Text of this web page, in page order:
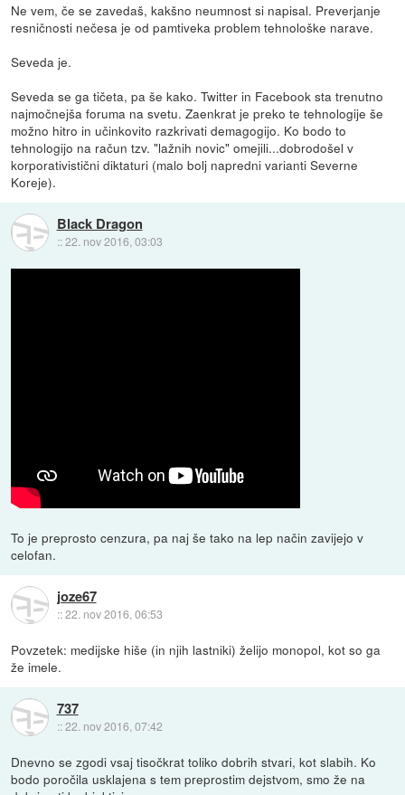
Ne vem, če se zavedaš, kakšno neumnost si napisal. Preverjanje
resničnosti nečesa je od pamtiveka problem tehnološke narave.
Seveda je.
Seveda se ga tičeta, pa še kako. Twitter in Facebook sta trenutno
najmočnejša foruma na svetu. Zaenkrat je preko te tehnologije še
možno hitro in učinkovito razkrivati demagogijo. Ko bodo to
tehnologijo na račun tzv. "lažnih novic" omejili...dobrodošel v
korporativistični diktaturi (malo bolj napredni varianti Severne
Koreje).
Black Dragon
::22. nov 2016, 03:03
To je preprosto cenzura, pa naj še tako na lep način zavijejo v
celofan.
joze67
::22. nov 2016, 06:53
Povzetek: medijske hiše (in njih lastniki) želijo monopol, kot so ga
že imele.
737
::22. nov 2016, 07:42
Dnevno se zgodi vsaj tisočkrat toliko dobrih stvari, kot slabih. Ko
bodo poročila usklajena s tem preprostim dejstvom, smo že na